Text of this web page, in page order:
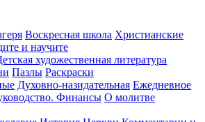
Воскресная школа Христианские
и научите
художественная литература
Пазлы Раскраски
Духовно-назидательная Ежедневное
Финансы О молитве